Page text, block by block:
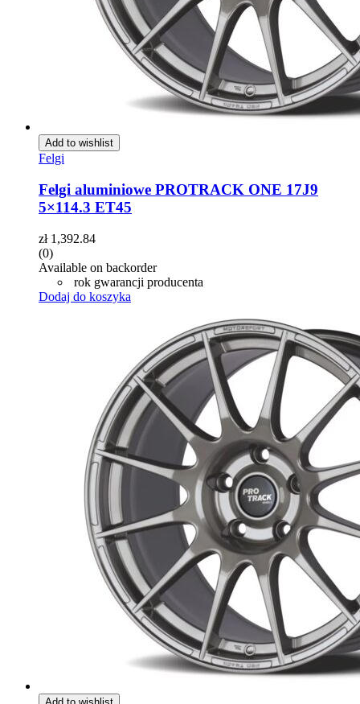
Add to wishlist
Felgi
Felgi aluminiowe PROTRACK ONE 17J9
5×114.3 ET45
zł1,392.84
(0)
Available on backorder
rok gwarancji producenta
Dodaj do koszyka